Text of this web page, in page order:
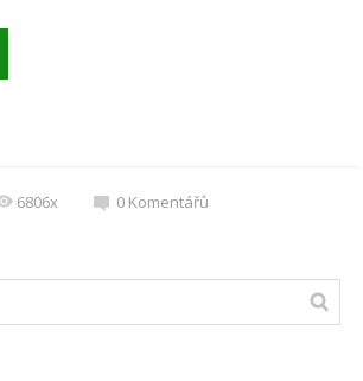
6806x 0 Komentářů